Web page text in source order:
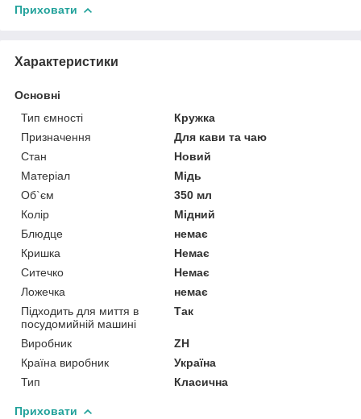
Приховати
Характеристики
Основні
Тип ємності
Кружка
Призначення
Для кави та чаю
Стан
Новий
Матеріал
Мідь
Об`єм
350 мл
Колір
Мідний
Блюдце
немає
Кришка
Немає
Ситечко
Немає
Ложечка
немає
Підходить для миття в
посудомийній машині
Так
Виробник
ZH
Країна виробник
Україна
Тип
Класична
Приховати